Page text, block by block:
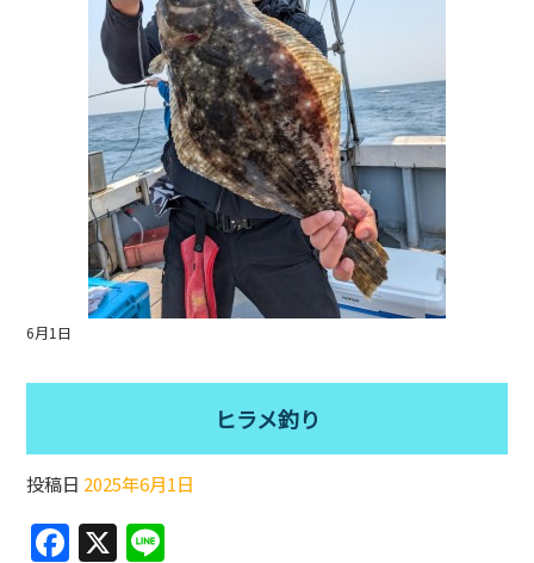
6月1日
ヒラメ釣り
投稿日 2025年6月1日
F X